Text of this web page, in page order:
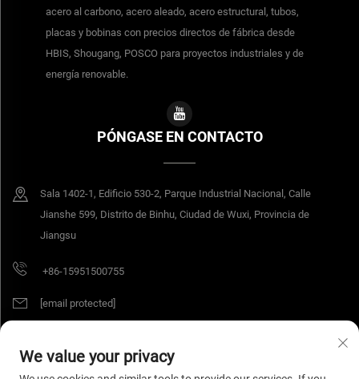
acero al carbono, acero aleado, acero estructural, tubos,
placas y bobinas con precios directos de fábrica desde
HBIS, Shougang, POSCO para proyectos industriales y de
energía renovable.
PÓNGASE EN CONTACTO
Sala 1402-1, Edificio 530-2, Parque Industrial Nacional, Calle
Jianshe 599, Distrito de Binhu, Ciudad de Wuxi, Provincia de
Jiangsu
+86-15951500755
[email protected]
Derechos de autor © 2026 Jiangsu Yangang Materials Co., Ltd. Todos los
We value your privacy